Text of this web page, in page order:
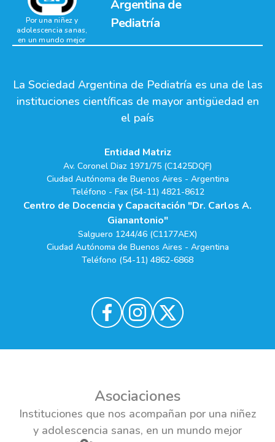
Argentina de
Pediatría
Por una niñez y
adolescencia sanas,
en un mundo mejor
La Sociedad Argentina de Pediatría es una de las
instituciones científicas de mayor antigüedad en
el país
Entidad Matriz
Av. Coronel Diaz 1971/75 (C1425DQF)
Ciudad Autónoma de Buenos Aires - Argentina
Teléfono - Fax (54-11) 4821-8612
Centro de Docencia y Capacitación "Dr. Carlos A.
Gianantonio"
Salguero 1244/46 (C1177AEX)
Ciudad Autónoma de Buenos Aires - Argentina
Teléfono (54-11) 4862-6868
Asociaciones
Instituciones que nos acompañan por una niñez
y adolescencia sanas, en un mundo mejor